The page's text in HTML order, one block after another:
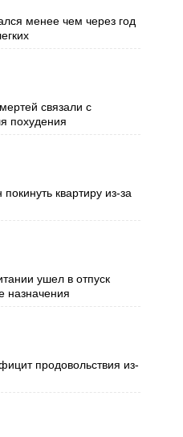
менее чем через год
связали с
похудения
квартиру из-за
ушел в отпуск
назначения
продовольствия из-